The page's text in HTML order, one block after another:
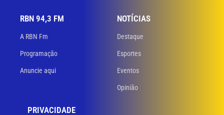
RBN 94,3 FM
A RBN Fm
Programação
Anuncie aqui
NOTÍCIAS
Destaque
Esportes
Eventos
Opinião
PRIVACIDADE